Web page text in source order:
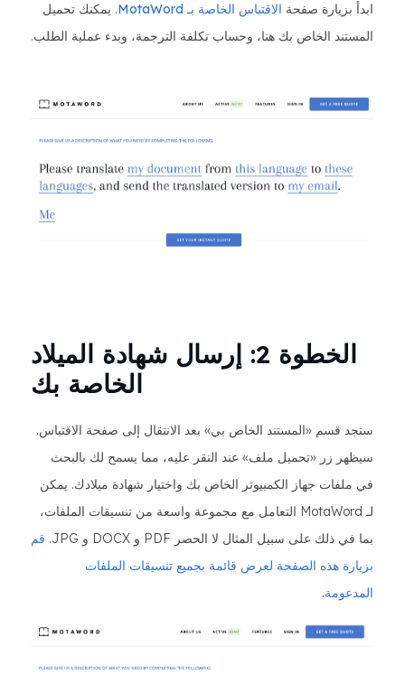
ابدأ بزيارة صفحة الاقتباس الخاصة بـ MotaWord
. يمكنك تحميل
المستند الخاص بك هنا، وحساب تكلفة الترجمة، وبدء عملية الطلب.
الخطوة 2: إرسال شهادة الميلاد
الخاصة بك
ستجد قسم «المستند الخاص بي» بعد الانتقال إلى صفحة الاقتباس.
سيظهر زر «تحميل ملف» عند النقر عليه، مما يسمح لك بالبحث
في ملفات جهاز الكمبيوتر الخاص بك واختيار شهادة ميلادك. يمكن
لـ MotaWord التعامل مع مجموعة واسعة من تنسيقات الملفات،
بما في ذلك على سبيل المثال لا الحصر PDF و DOCX و JPG.
قم
بزيارة هذه الصفحة لعرض قائمة بجميع تنسيقات الملفات
المدعومة.